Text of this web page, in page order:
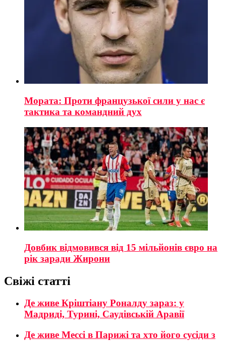
Мората: Проти французької сили у нас є
тактика та командний дух
Довбик відмовився від 15 мільйонів євро на
рік заради Жирони
Свіжі статті
Де живе Кріштіану Роналду зараз: у
Мадриді, Турині, Саудівській Аравії
Де живе Мессі в Парижі та хто його сусіди з